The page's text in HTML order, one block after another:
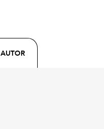
AUTOR